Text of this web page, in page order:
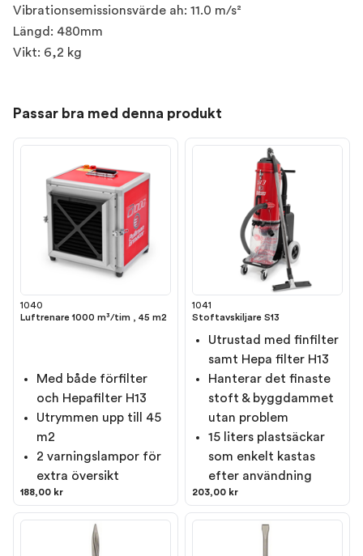
Vibrationsemissionsvärde ah: 11.0 m/s²
Längd: 480mm
Vikt: 6,2 kg
Passar bra med denna produkt
1040
Luftrenare 1000 m³/tim , 45 m2
Med både förfilter
och Hepafilter H13
Utrymmen upp till 45
m2
2 varningslampor för
extra översikt
188,00 kr
1041
Stoftavskiljare S13
Utrustad med finfilter
samt Hepa filter H13
Hanterar det finaste
stoft & byggdammet
utan problem
15 liters plastsäckar
som enkelt kastas
efter användning
203,00 kr